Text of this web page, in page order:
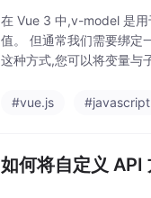
在 Vue 3 中,v-model 是用
值。 但通常我们需要绑定
这种方式,您可以将变量与
#vue.js #javascript
如何将自定义